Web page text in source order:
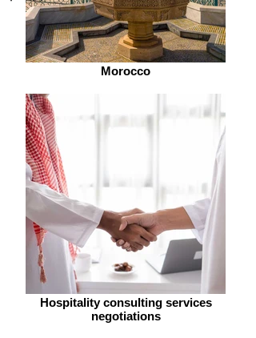
Morocco
Hospitality consulting services
negotiations